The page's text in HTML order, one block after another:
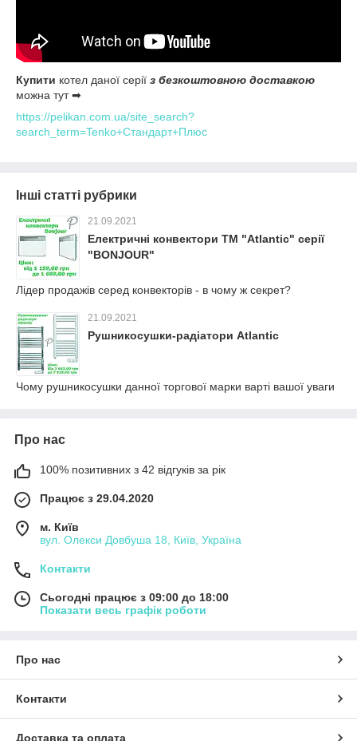
Купити котел даної серії з безкоштовною доставкою
можна тут ➡
https://pelikan.com.ua/site_search?
search_term=Tenko+Стандарт+Плюс
Інші статті рубрики
21.09.2021
Електричні конвектори ТМ "Atlantic" серії
"BONJOUR"
Лідер продажів серед конвекторів - в чому ж секрет?
21.09.2021
Рушникосушки-радіатори Atlantic
Чому рушникосушки данної торгової марки варті вашої уваги
Про нас
100% позитивних з 42 відгуків за рік
Працює з 29.04.2020
м. Київ
вул. Олекси Довбуша 18, Київ, Україна
Контакти
Сьогодні працює з 09:00 до 18:00
Показати весь графік роботи
Про нас
Контакти
Доставка та оплата